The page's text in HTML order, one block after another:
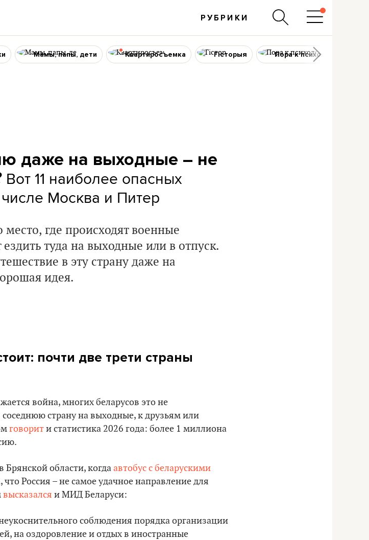
РУБРИКИ
Мамы, папы, дети Квартиросъемка Гісторыя Пора к психологу
даже на выходные – не
Вот 11 наиболее опасных
Москва и Питер
место, где происходят военные
туда на выходные или в отпуск.
в эту страну даже на
идея.
почти две трети страны
война, многих беларусов это не
соседнюю страну на выходные, к друзьям или
говорити статистика 2026 года: более 1 миллиона
области, когдаавтобус с беларускими
Россия – не самое удачное направление для
высказался и МИД Беларуси:
соблюдения порядка организации
на оздоровление и отдых в иностранные